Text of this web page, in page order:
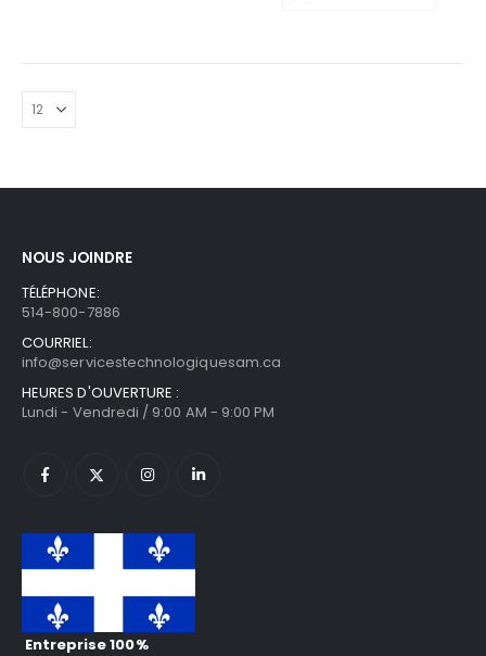
NOUS JOINDRE
TÉLÉPHONE:
514-800-7886
COURRIEL:
info@servicestechnologiquesam.ca
HEURES D'OUVERTURE :
Lundi - Vendredi / 9:00 AM - 9:00 PM
Entreprise 100%